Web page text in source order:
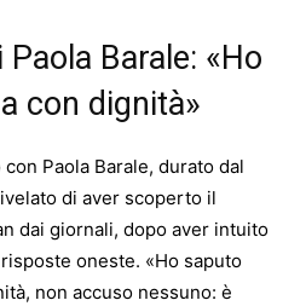
Barale: «Ho
con dignità»
Paola Barale, durato dal
di aver scoperto il
dai giornali, dopo aver intuito
oneste. «Ho saputo
non accuso nessuno: è